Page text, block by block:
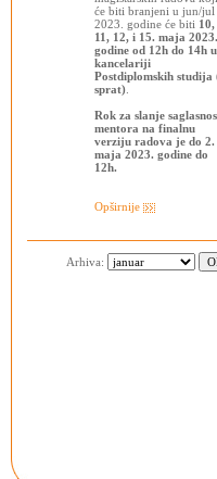
će biti branjeni u jun/jul
2023. godine će biti 10,
11, 12, i 15. maja 2023.
godine od 12h do 14h u
kancelariji
Postdiplomskih studija
sprat)
Rok za slanje
mentora na finalnu
verziju radova je do 2.
maja 2023. godine do
12h.
Opširnije
Arhiva: